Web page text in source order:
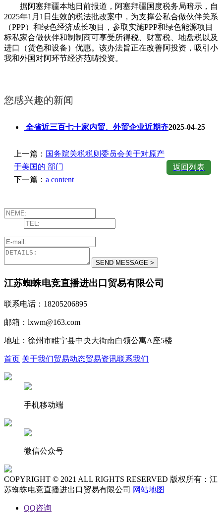
据阿塞拜疆本地日前报道，阿塞拜疆国度税务局暗示，自
2025年1月1日生效的税法批改案中，为支撑公私合做伙伴关系
（PPP）和绿色经济成长项目，参取实施PPP和绿色能源项目
标私家合做伙伴和制制商可享受所得税、财富税、地盘税以及
进口（货色和设备）优惠。该办法旨正在改善阿投资，吸引小
我和外国对阿环节经济范畴投资。
您感兴趣的新闻
全省近三百七十家内贸、外贸企业近期齐2025-04-25
上一篇： 国务院关税税则委员会关于对原产
于美国的 部门
下一篇： a content
返回列表
江苏蜘蛛电竞直播进出口贸易有限公司
联系电话：18205206895
邮箱：lxwm@163.com
地址：徐州市睢宁县中央大街南白领公寓A座5楼
首页 关于我们贸易动态贸易资讯联系我们
手机移动端
微信公众号
COPYRIGHT © 2021 ALL RIGHTS RESERVED 版权所有：江
苏蜘蛛电竞直播进出口贸易有限公司 网站地图
QQ咨询